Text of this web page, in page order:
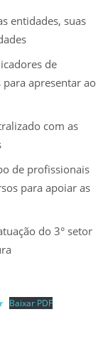
entidades, suas
de
apresentar ao
com as
de profissionais
para apoiar as
do 3° setor
Baixar PDF